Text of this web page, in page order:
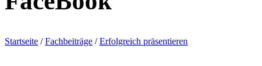
Startseite /Fachbeiträge /Erfolgreich präsentieren